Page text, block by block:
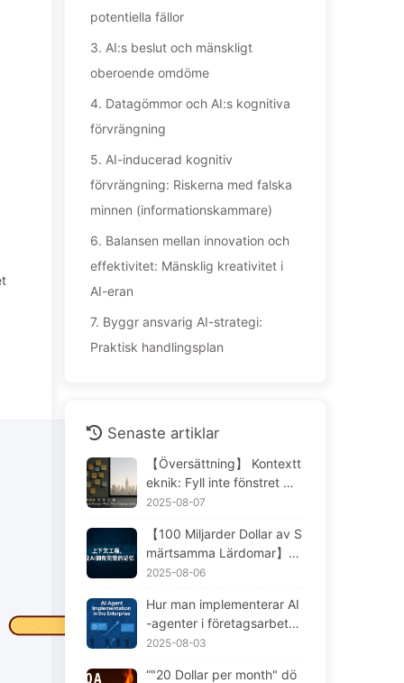
potentiella fällor
3. AI:s beslut och mänskligt
oberoende omdöme
4. Datagömmor och AI:s kognitiva
förvrängning
5. AI-inducerad kognitiv
förvrängning: Riskerna med falska
minnen (informationskammare)
6. Balansen mellan innovation och
effektivitet: Mänsklig kreativitet i
AI-eran
7. Byggr ansvarig AI-strategi:
Praktisk handlingsplan
Senaste artiklar
【Översättning】 Kontextt
eknik: Fyll inte fönstret me
d för mycket! Använd skri
eg, var försiktig med föror
ening och förvirring, och h
åll bullret utanför fönstret -
Lär dig AI långsamt 170
2025-08-07
【100 Miljarder Dollar av S
märtsamma Lärdomar】Va
rför AI-assistenter som för
"glömmer" i kritiska stund
er, medan konkurrenter up
pnått en prestationsöknin
g på 90%? — Lär känna AI
2025-08-06
Hur man implementerar AI
-agenter i företagsarbetsfl
öden: En komplett guide f
amt 166
2025-08-03
“"20 Dollar per month" dö